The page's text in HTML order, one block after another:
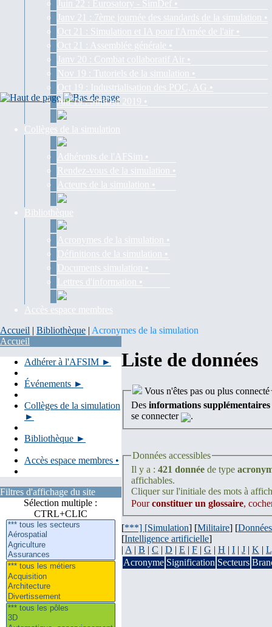
Juin 22 : Eurosatory - SimDef •
Janv 21 : 7ème journée des standards de la simulation •
Oct 21 : Simulation et IA pour l'Armée de l'air •
Oct 21 : Assemblée générale •
Janv 20 : Combat collaboratif Air •
Nov 19 : Tutoriels de la simulation •
Oct 19 : Industrialisation des POC, AG •
Juil 19 : SimDef 2019 •
Collèges de la simulation
Adhérents de l'AFSim •
Rendez-vous de la simulation •
Acteurs de la simulation •
Bibliothèque
Acronymes de la simulation •
Définitions de la simulation •
Documents simulation •
Lettres d'information •
Accès espace membres
Accueil | Bibliothèque | Acronymes de la simulation
Accueil
Adhérer à l'AFSIM ►
Événements ►
Collèges de la simulation
►
Bibliothèque ►
Accès espace membres •
Filtres d'affichage du site
Sélection multiple :
CTRL+CLIC
Liste de données
Vous n'êtes pas ou plus connecté
Des informations supplémentaires
se connecter
.
Données accessibles
Il y a : 421 donnée de type
affichables.
Cliquer sur l'initiale des mots à
Pourconstituer un glossaire,
[***] [Simulation] [Militaire] [Données
[Intelligence artificielle]
| A | B | C | D | E | F | G | H | I | J | K | L
Acronyme Signification Secteurs